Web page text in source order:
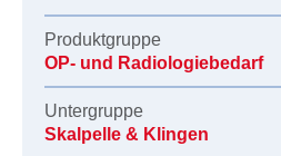
Produktgruppe
OP- und Radiologiebedarf
Untergruppe
Skalpelle & Klingen